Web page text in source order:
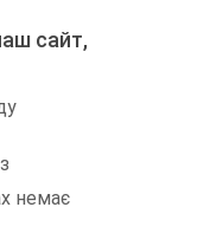
сайт,
немає